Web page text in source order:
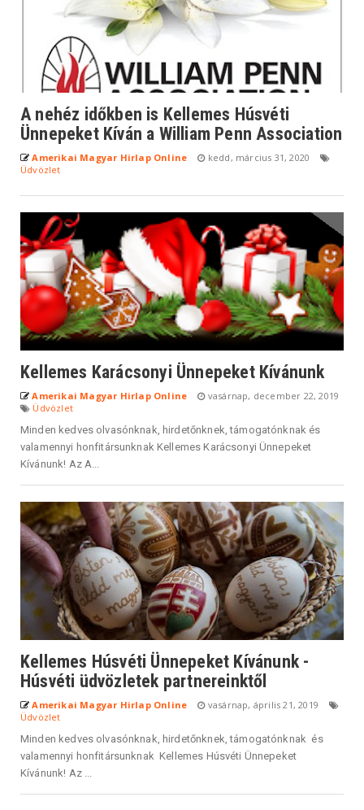
A nehéz időkben is Kellemes Húsvéti
Ünnepeket Kíván a William Penn Association
Amerikai Magyar Hirlap Online
kedd, március 31, 2020
Üdvözlet
Kellemes Karácsonyi Ünnepeket Kívánunk
Amerikai Magyar Hirlap Online
vasárnap, december 22, 2019
Üdvözlet
Minden kedves olvasónknak, hirdetőnknek, támogatónknak és
valamennyi honfitársunknak Kellemes Karácsonyi Ünnepeket
Kívánunk! Az A...
Kellemes Húsvéti Ünnepeket Kívánunk -
Húsvéti üdvözletek partnereinktől
Amerikai Magyar Hirlap Online
vasárnap, április 21, 2019
Üdvözlet
Minden kedves olvasónknak, hirdetőnknek, támogatónknak és
valamennyi honfitársunknak Kellemes Húsvéti Ünnepeket
Kívánunk! Az ...